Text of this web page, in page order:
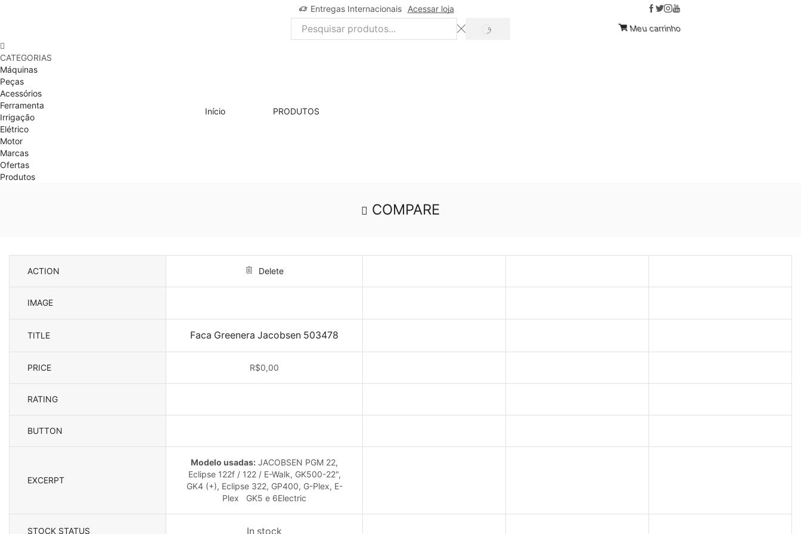
Entregas Internacionais Acessar loja Compre Hoje!
Search
SEARCH Meu carrinho
CATEGORIAS
Máquinas
Peças
Acessórios
Ferramenta
Irrigação
Elétrico
Motor
Marcas
Ofertas
Produtos
Início PRODUTOS
COMPARE
ACTION Delete
IMAGE
TITLE Faca Greenera Jacobsen 503478
PRICE R$0,00
RATING
BUTTON
EXCERPT
Modelo usadas: JACOBSEN PGM 22,
Eclipse 122f / 122 / E-Walk, GK500-22",
GK4 (+), Eclipse 322, GP400, G-Plex, E-
Plex GK5 e 6Electric
STOCK STATUS In stock